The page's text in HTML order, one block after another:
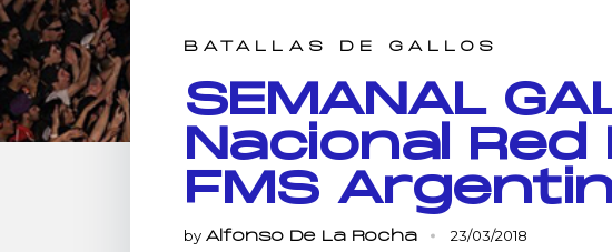
BATALLAS DE GALLOS
SEMANAL
Nacional Red
FMS
by Alfonso De La Rocha 23/03/2018